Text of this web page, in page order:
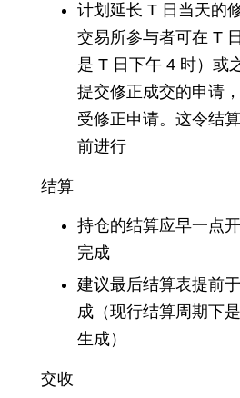
计划延长 T 日当天的
交易所参与者可在 T
是 T 日下午 4 时）或
提交修正成交的申请
受修正申请。这令结
前进行
结算
持仓的结算应早一点
完成
建议最后结算表提前
成（现行结算周期下
生成）
交收